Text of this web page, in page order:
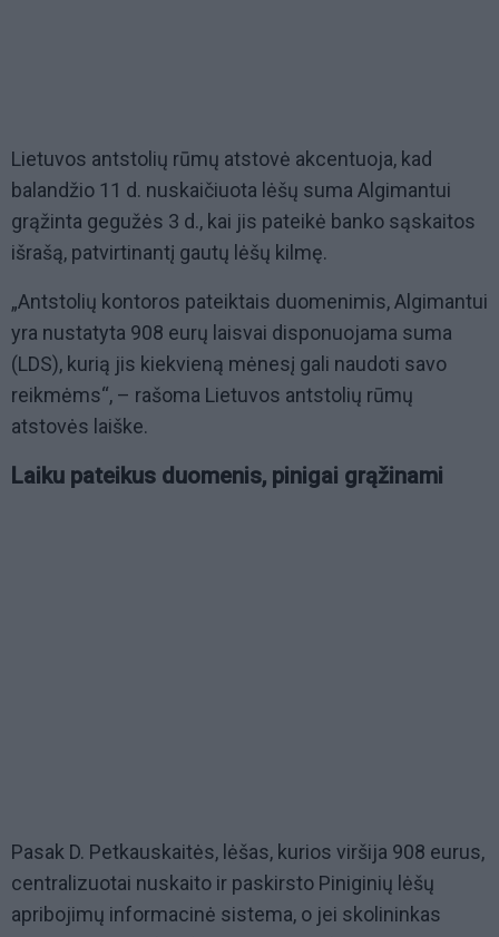
Lietuvos antstolių rūmų atstovė akcentuoja, kad
balandžio 11 d. nuskaičiuota lėšų suma Algimantui
grąžinta gegužės 3 d., kai jis pateikė banko sąskaitos
išrašą, patvirtinantį gautų lėšų kilmę.
„Antstolių kontoros pateiktais duomenimis, Algimantui
yra nustatyta 908 eurų laisvai disponuojama suma
(LDS), kurią jis kiekvieną mėnesį gali naudoti savo
reikmėms“, – rašoma Lietuvos antstolių rūmų
atstovės laiške.
Laiku pateikus duomenis, pinigai grąžinami
Pasak D. Petkauskaitės, lėšas, kurios viršija 908 eurus,
centralizuotai nuskaito ir paskirsto Piniginių lėšų
apribojimų informacinė sistema, o jei skolininkas